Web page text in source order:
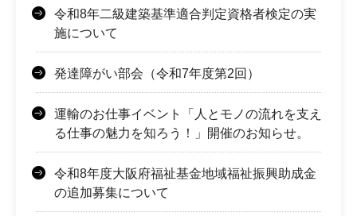
令和8年二級建築基準適合判定資格者検定の実
施について
発達障がい部会（令和7年度第2回）
運輸のお仕事イベント「人とモノの流れを支え
る仕事の魅力を知ろう！」開催のお知らせ。
令和8年度大阪府福祉基金地域福祉振興助成金
の追加募集について